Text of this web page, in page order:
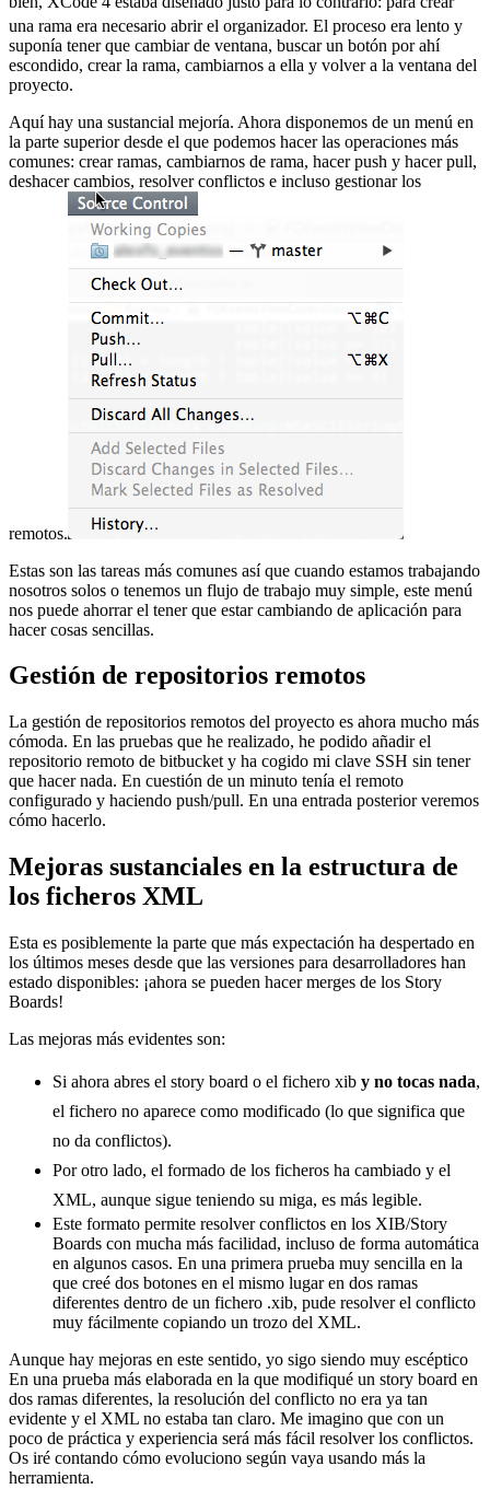
una rama era necesario abrir el organizador. El proceso era lento y
suponía tener que cambiar de ventana, buscar un botón por ahí
escondido, crear la rama, cambiarnos a ella y volver a la ventana del
proyecto.
Aquí hay una sustancial mejoría. Ahora disponemos de un menú en
la parte superior desde el que podemos hacer las operaciones más
comunes: crear ramas, cambiarnos de rama, hacer push y hacer pull,
deshacer cambios, resolver conflictos e incluso gestionar los
remotos.
Estas son las tareas más comunes así que cuando estamos trabajando
nosotros solos o tenemos un flujo de trabajo muy simple, este menú
nos puede ahorrar el tener que estar cambiando de aplicación para
hacer cosas sencillas.
Gestión de repositorios remotos
La gestión de repositorios remotos del proyecto es ahora mucho más
cómoda. En las pruebas que he realizado, he podido añadir el
repositorio remoto de bitbucket y ha cogido mi clave SSH sin tener
que hacer nada. En cuestión de un minuto tenía el remoto
configurado y haciendo push/pull. En una entrada posterior veremos
cómo hacerlo.
Mejoras sustanciales en la estructura de
los ficheros XML
Esta es posiblemente la parte que más expectación ha despertado en
los últimos meses desde que las versiones para desarrolladores han
estado disponibles: ¡ahora se pueden hacer merges de los Story
Boards!
Las mejoras más evidentes son:
Si ahora abres el story board o el fichero xib y no tocas nada,
el fichero no aparece como modificado (lo que significa que
no da conflictos).
Por otro lado, el formado de los ficheros ha cambiado y el
XML, aunque sigue teniendo su miga, es más legible.
Este formato permite resolver conflictos en los XIB/Story
Boards con mucha más facilidad, incluso de forma automática
en algunos casos. En una primera prueba muy sencilla en la
que creé dos botones en el mismo lugar en dos ramas
diferentes dentro de un fichero .xib, pude resolver el conflicto
muy fácilmente copiando un trozo del XML.
Aunque hay mejoras en este sentido, yo sigo siendo muy escéptico
En una prueba más elaborada en la que modifiqué un story board en
dos ramas diferentes, la resolución del conflicto no era ya tan
evidente y el XML no estaba tan claro. Me imagino que con un
poco de práctica y experiencia será más fácil resolver los conflictos.
Os iré contando cómo evoluciono según vaya usando más la
herramienta.